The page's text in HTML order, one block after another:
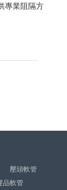
專業阻隔方
壓頭軟管
品軟管